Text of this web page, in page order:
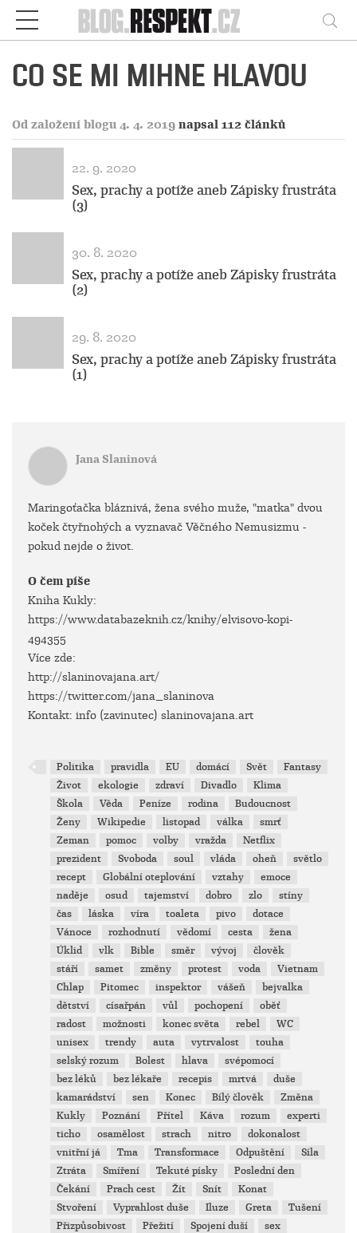
Respekt
CO SE MI MIHNE HLAVOU
Od založení blogu 4. 4. 2019 napsal 112 článků
22. 9. 2020
Sex, prachy a potíže aneb Zápisky frustráta
(3)
30. 8. 2020
Sex, prachy a potíže aneb Zápisky frustráta
(2)
29. 8. 2020
Sex, prachy a potíže aneb Zápisky frustráta
(1)
Jana Slaninová
Maringoťačka bláznivá, žena svého muže, "matka" dvou
koček čtyřnohých a vyznavač Věčného Nemusizmu -
pokud nejde o život.
O čem píše
Kniha Kukly:
https://www.databazeknih.cz/knihy/elvisovo-kopi-
494355
Více zde:
http://slaninovajana.art/
https://twitter.com/jana_slaninova
Kontakt: info (zavinutec) slaninovajana.art
Politika pravidla EU domácí Svět
Fantasy
Život
ekologie zdraví Divadlo
Klima
Škola
Věda Peníze rodina
Budoucnost
Ženy
Wikipedie listopad válka
smrť
Zeman
pomoc volby vražda
Netflix
prezident
Svoboda soul vláda oheň
světlo
recept
Globální oteplování vztahy
emoce
naděje
osud tajemství dobro zlo
stíny
čas
láska víra toaleta pivo
dotace
Vánoce
rozhodnutí vědomí cesta
žena
Úklid
vlk Bible směr vývoj
člověk
stáří
samet změny protest voda
Vietnam
Chlap
Pitomec inspektor vášeň
bejvalka
dětství
císařpán vůl pochopení
oběť
radost
možnosti konec světa rebel
WC
unisex
trendy auta vytrvalost
touha
selský rozum
Bolest hlava
svépomocí
bez léků
bez lékaře recepis mrtvá
duše
kamarádství
sen Konec Bílý člověk
Změna
Kukly
Poznání Přítel Káva rozum
experti
ticho
osamělost strach nitro
dokonalost
vnitřní já
Tma Transformace Odpuštění
Síla
Ztráta
Smíření Tekuté písky
Poslední den
Čekání
Prach cest Žít Snít
Konat
Stvoření
Vyprahlost duše Iluze Greta
Tušení
Přizpůsobivost
Přežití Spojení duší
sex